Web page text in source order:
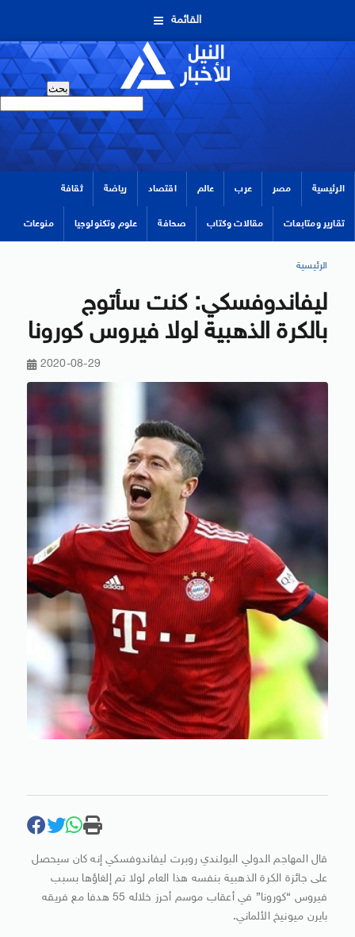
القائمة
الرئيسية مصر عرب عالم اقتصاد رياضة ثقافة
تقارير ومتابعات مقالات وكتاب صحافة علوم وتكنولوجيا منوعات
الرئيسية
ليفاندوفسكي: كنت سأتوج
بالكرة الذهبية لولا فيروس كورونا
2020-08-29
قال المهاجم الدولي البولندي روبرت ليفاندوفسكي إنه كان سيحصل
على جائزة الكرة الذهبية بنفسه هذا العام لولا تم إلغاؤها بسبب
فيروس “كورونا” في أعقاب موسم أحرز خلاله 55 هدفا مع فريقه
بايرن ميونيخ الألماني.